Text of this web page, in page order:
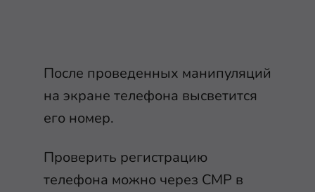
После проведенных манипуляций
на экране телефона высветится
его номер.
Проверить регистрацию
телефона можно через CMP в